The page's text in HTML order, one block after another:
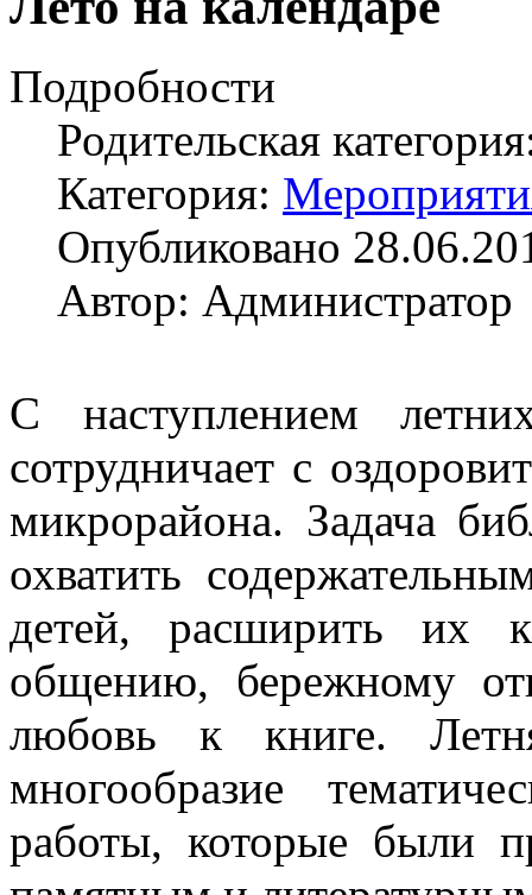
Подробности
Родительская
Категория:
Опубликовано
Автор: Администратор
С наступлением
сотрудничает с
микрорайона. Задача
охватить
детей, расширить их
общению, бережному
любовь к книге.
многообразие
работы, которые были